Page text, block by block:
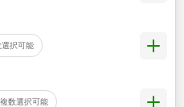
択可能
数選択可能